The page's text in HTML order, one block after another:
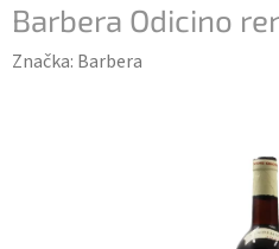
Barbera Odicino
Značka: Barbera